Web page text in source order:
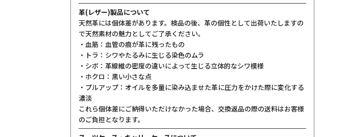
革(レザー)製品について
天然革には個体差があります。検品の後、革の個性として出荷いたしますの
で天然素材の魅力としてご了承ください。
・血筋：血管の痕が革に残ったもの
・トラ：シワやたるみに生じる染色のムラ
・シボ：革線維の密度の違いによって生じる立体的なシワ模様
・ホクロ：黒い小さな点
・プルアップ：オイルを多量に染み込ませた革に圧力をかけた際に変化する
濃淡
これら個体差にご納得いただけなかった場合、交換返品の際の送料はお客様
のご負担となります。